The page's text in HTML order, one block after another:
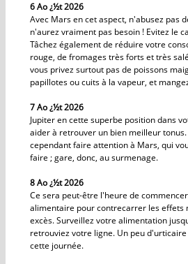
6 Ao ¿½t 2026
Avec Mars en cet aspect, n'abusez pas
n'aurez vraiment pas besoin ! Evitez le
Tâchez également de réduire votre
rouge, de fromages très forts et très
vous privez surtout pas de poissons
papillotes ou cuits à la vapeur, et
7 Ao ¿½t 2026
Jupiter en cette superbe position dans
aider à retrouver un bien meilleur
cependant faire attention à Mars, qui
faire ; gare, donc, au surmenage.
8 Ao ¿½t 2026
Ce sera peut-être l'heure de
alimentaire pour contrecarrer les effets
excès. Surveillez votre alimentation
retrouviez votre ligne. Un peu
cette journée.